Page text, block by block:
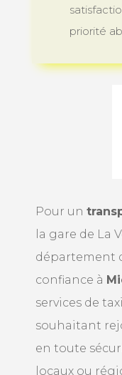
priorité
Pour un
la gare de La
département
confiance à
services de
souhaitant
en toute
locaux ou